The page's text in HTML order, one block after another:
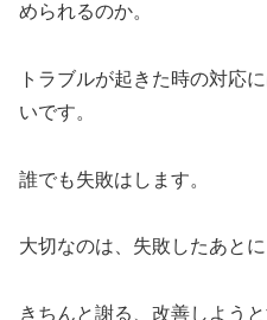
められるのか。
トラブルが起きた時の対応
いです。
誰でも失敗はします。
大切なのは、失敗したあと
きちんと謝る、改善しよう